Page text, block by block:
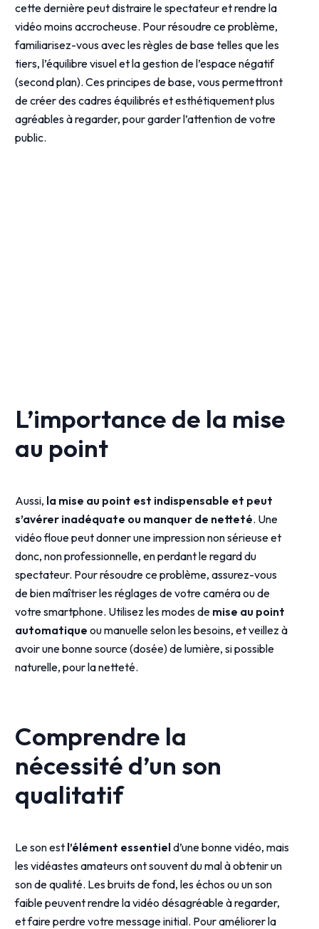
cette dernière peut distraire le spectateur et rendre la
vidéo moins accrocheuse. Pour résoudre ce problème,
familiarisez-vous avec les règles de base telles que les
tiers, l’équilibre visuel et la gestion de l’espace négatif
(second plan). Ces principes de base, vous permettront
de créer des cadres équilibrés et esthétiquement plus
agréables à regarder, pour garder l’attention de votre
public.
L’importance de la mise
au point
Aussi, la mise au point est indispensable et peut
s’avérer inadéquate ou manquer de netteté. Une
vidéo floue peut donner une impression non sérieuse et
donc, non professionnelle, en perdant le regard du
spectateur. Pour résoudre ce problème, assurez-vous
de bien maîtriser les réglages de votre caméra ou de
votre smartphone. Utilisez les modes de mise au point
automatique ou manuelle selon les besoins, et veillez à
avoir une bonne source (dosée) de lumière, si possible
naturelle, pour la netteté.
Comprendre la
nécessité d’un son
qualitatif
Le son est l’élément essentield’une bonne vidéo, mais
les vidéastes amateurs ont souvent du mal à obtenir un
son de qualité. Les bruits de fond, les échos ou un son
faible peuvent rendre la vidéo désagréable à regarder,
et faire perdre votre message initial. Pour améliorer la